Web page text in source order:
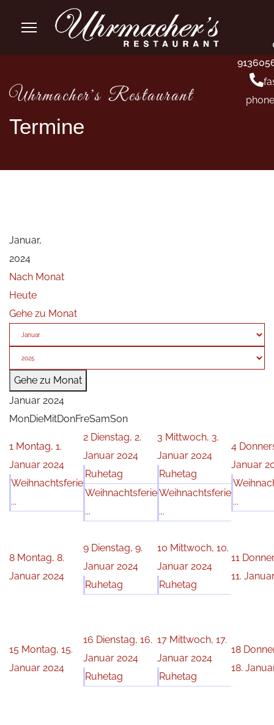
Uhrmacher's Restaurant
Termine
Januar,
2024
Nach Monat
Heute
Gehe zu Monat
Gehe zu Monat
Januar 2024
MonDieMitDonFreSamSon
1 Montag, 1.
Januar 2024
Weihnachtsferie
...
2 Dienstag, 2.
Januar 2024
Ruhetag
Weihnachtsferie
...
3 Mittwoch, 3.
Januar 2024
Ruhetag
Weihnachtsferie
...
4
Januar
...
8 Montag, 8.
Januar 2024
9 Dienstag, 9.
Januar 2024
Ruhetag
10 Mittwoch, 10.
Januar 2024
Ruhetag
11
11.
15 Montag, 15.
Januar 2024
16 Dienstag, 16.
Januar 2024
Ruhetag
17 Mittwoch, 17.
Januar 2024
Ruhetag
18
18.